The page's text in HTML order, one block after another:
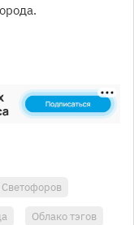
Облако тэгов